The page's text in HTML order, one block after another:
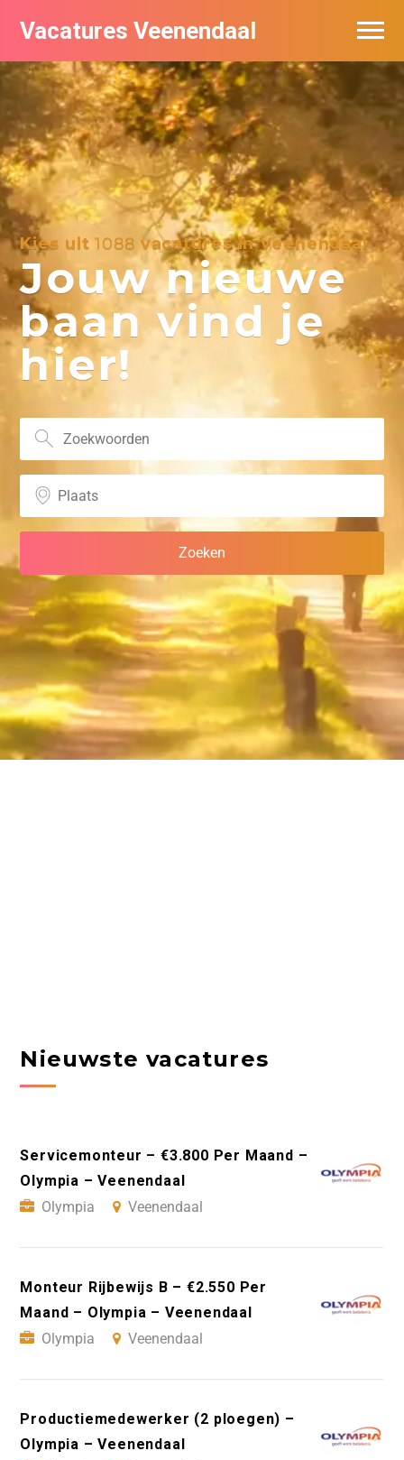
Vacatures Veenendaal
Kies uit1088 vacatures in Veenendaal
Jouw nieuwe
baan vind je
hier!
Nieuwste vacatures
Servicemonteur – €3.800 Per Maand –
Olympia – Veenendaal
Olympia
Veenendaal
Monteur Rijbewijs B – €2.550 Per
Maand – Olympia – Veenendaal
Olympia
Veenendaal
Productiemedewerker (2 ploegen) –
Olympia – Veenendaal
Vacatures per bedrijf in Veendaal